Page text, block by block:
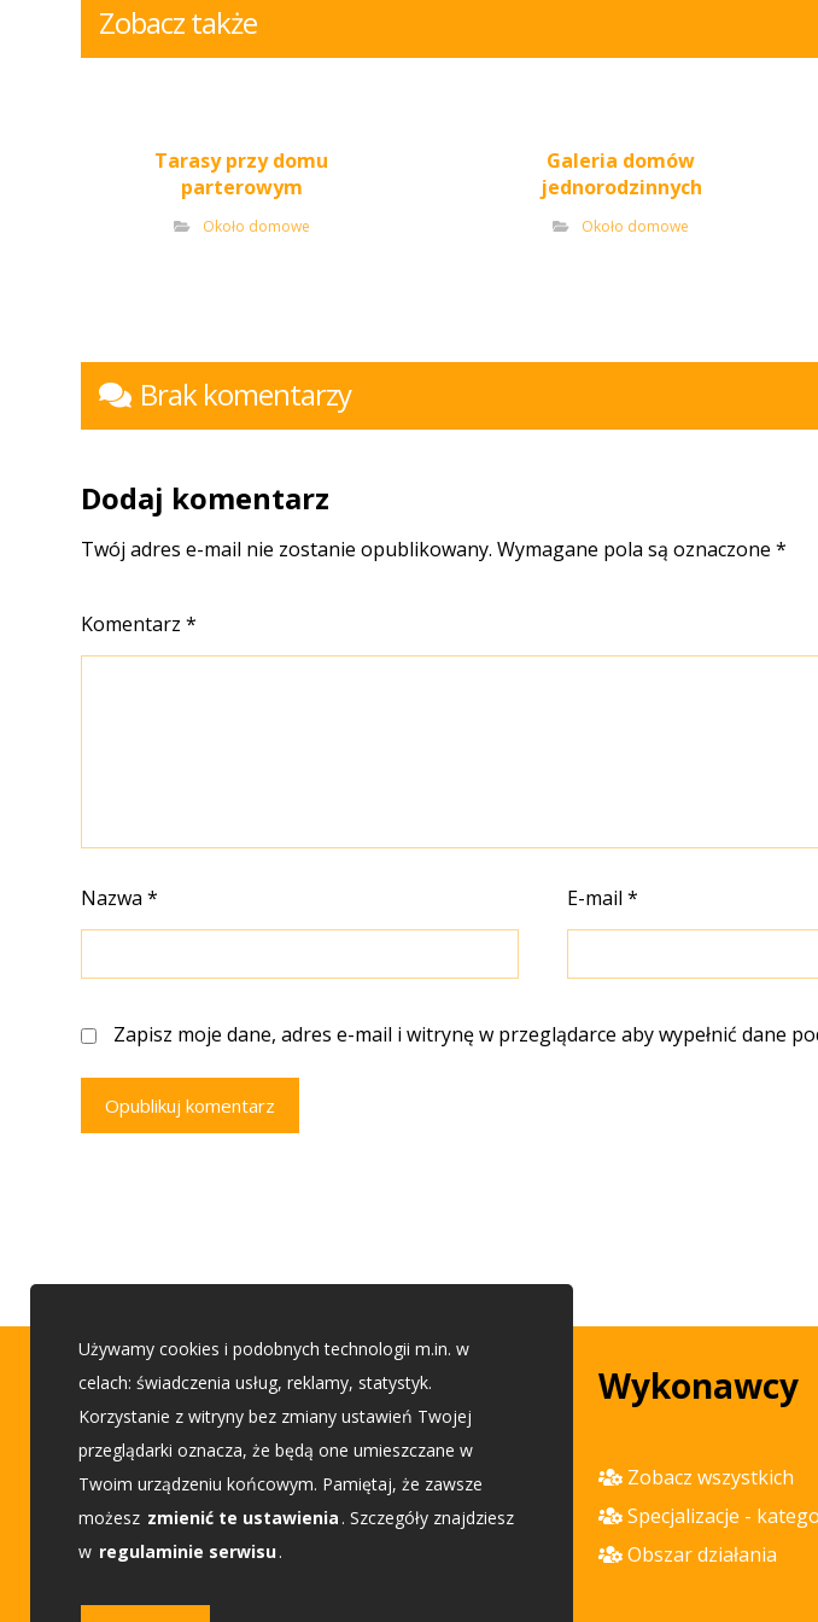
Zobacz także
Tarasy przy domu
parterowym
Około domowe
Galeria domów
jednorodzinnych
Około domowe
Brak komentarzy
Dodaj komentarz
Twój adres e-mail nie zostanie opublikowany. Wymagane pola są oznaczone*
Komentarz*
Nazwa* E-mail*
Zapisz moje dane, adres e-mail i witrynę w przeglądarce aby wypełnić dane
Opublikuj komentarz
Porady budowlane
Etap 1 - Przed budową
Etap 2 - Wybieam projekt
Etap 3 - Buduję dom
Wykonawcy
Zobacz wszystkich
Specjalizacje -
Obszar działania
Używamy cookies i podobnych technologii m.in. w
celach: świadczenia usług, reklamy, statystyk.
Korzystanie z witryny bez zmiany ustawień Twojej
przeglądarki oznacza, że będą one umieszczane w
Twoim urządzeniu końcowym. Pamiętaj, że zawsze
możesz zmienić te ustawienia . Szczegóły znajdziesz
w regulaminie serwisu.